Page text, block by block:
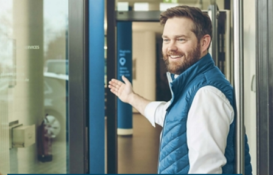
Skip to main content
Skip to footer